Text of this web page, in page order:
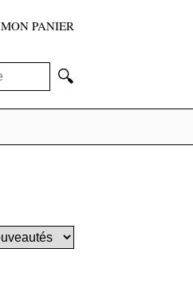
MON PANIER
🔍